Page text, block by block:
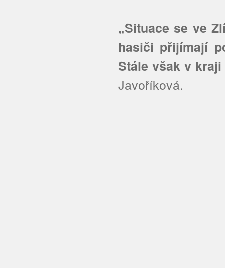
„Situace se ve
hasiči přijímají
Stále však v
Javoříková.